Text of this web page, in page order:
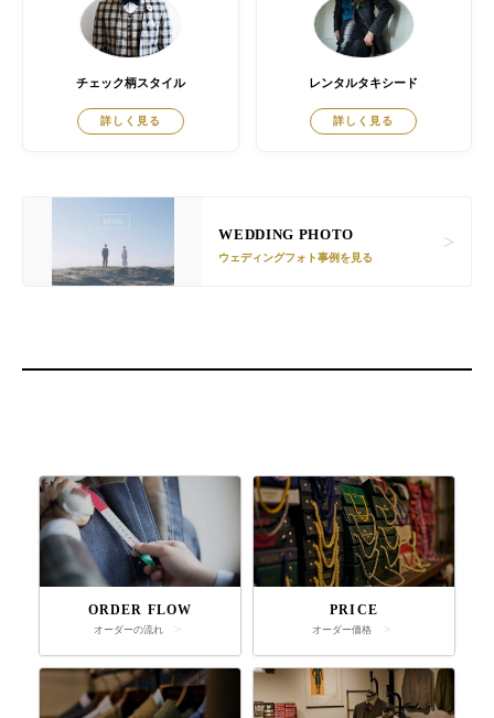
チェック柄スタイル
詳しく見る
レンタルタキシード
詳しく見る
WEDDING PHOTO
ウェディングフォト事例を見る
ORDER FLOW
オーダーの流れ
PRICE
オーダー価格